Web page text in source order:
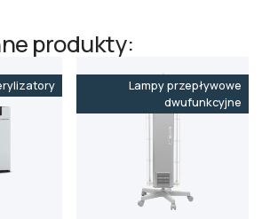
produkty:
Lampy przepływowe
dwufunkcyjne